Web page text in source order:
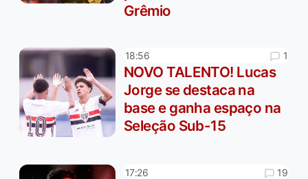
Grêmio
18:56 1
NOVO TALENTO! Lucas
Jorge se destaca na
base e ganha espaço na
Seleção Sub-15
17:26 19